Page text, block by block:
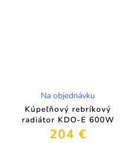
Kúpeľňový rebríkový
radiátor KDO-E 600W
Na objednávku
204 €